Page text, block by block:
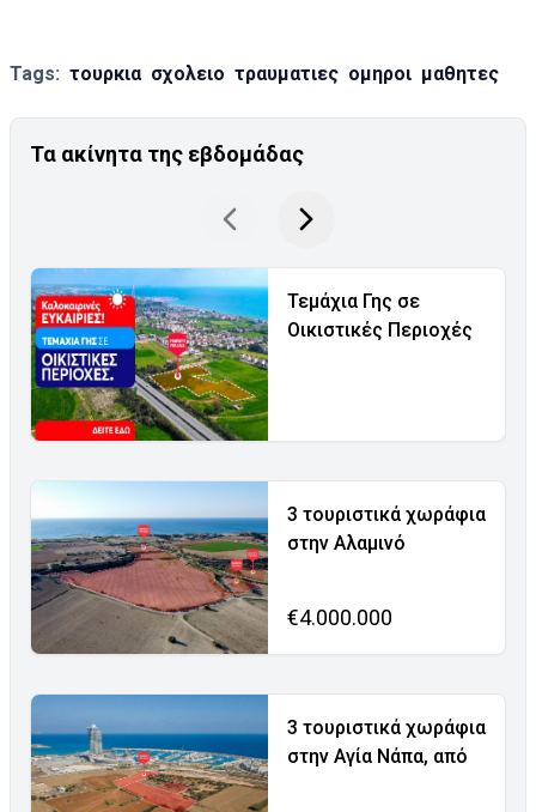
Tags: τουρκια σχολειο τραυματιες ομηροι μαθητες
Τα ακίνητα της εβδομάδας
Τεμάχια Γης σε
Οικιστικές Περιοχές
3 τουριστικά χωράφια
στην Αλαμινό
€4.000.000
3 τουριστικά χωράφια
στην Αγία Νάπα, από